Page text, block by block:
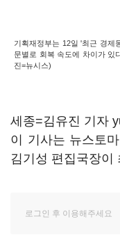
기획재정부는 12일 '최근 경제
문별로 회복 속도에 차이가 있
진=뉴시스)
세종=김유진 기자
이 기사는 뉴스토
김기성 편집국장이